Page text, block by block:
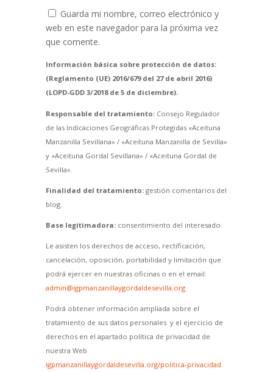
Guarda mi nombre, correo electrónico y
web en este navegador para la próxima vez
que comente.
Información básica sobre protección de datos:
(Reglamento (UE) 2016/679 del 27 de abril 2016)
(LOPD-GDD 3/2018 de 5 de diciembre).
Responsable del tratamiento:Consejo Regulador
de las Indicaciones Geográficas Protegidas «Aceituna
Manzanilla Sevillana» / «Aceituna Manzanilla de Sevilla»
y «Aceituna Gordal Sevillana» / «Aceituna Gordal de
Sevilla».
Finalidad del tratamiento:gestión comentarios del
blog.
Base legitimadora:consentimiento del interesado.
Le asisten los derechos de acceso, rectificación,
cancelación, oposición, portabilidad y limitación que
podrá ejercer en nuestras oficinas o en el email:
admin@igpmanzanillaygordaldesevilla.org
Podrá obtener información ampliada sobre el
tratamiento de sus datos personales y el ejercicio de
derechos en el apartado política de privacidad de
nuestra Web
igpmanzanillaygordaldesevilla.org/politica-privacidad